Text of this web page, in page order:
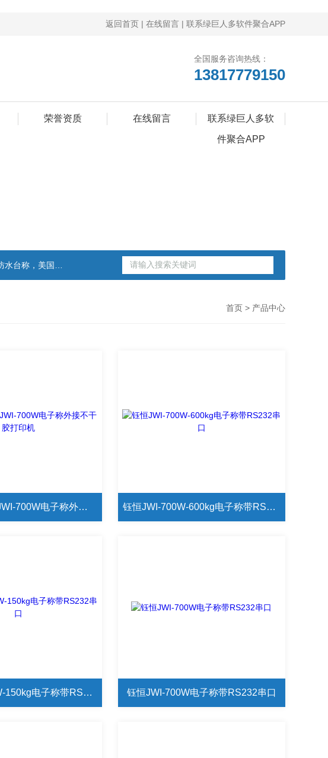
返回首页 | 在线留言 | 联系绿巨人多软件聚合APP
全国服务咨询热线：
13817779150
荣誉资质 在线留言 联系绿巨人多软
件聚合APP
，报警电子称
首页 > 产品中心
中国台湾钰恒JWI-700W电子称外接不干胶打印机 钰恒JWI-700W-600kg电子称带RS232串口
钰恒JWI-700W-150kg电子称带RS232串口 钰恒JWI-700W电子称带RS232串口